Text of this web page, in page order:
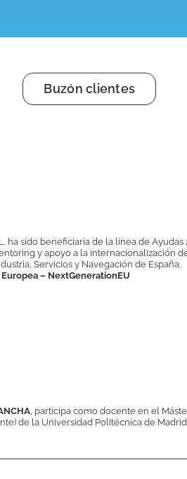
Buzón clientes
ha sido beneficiaria de la línea de Ayudas
y apoyo a la internacionalización
Servicios y Navegación de España.
– NextGenerationEU
, participa como docente en el
de la Universidad Politécnica de Madrid